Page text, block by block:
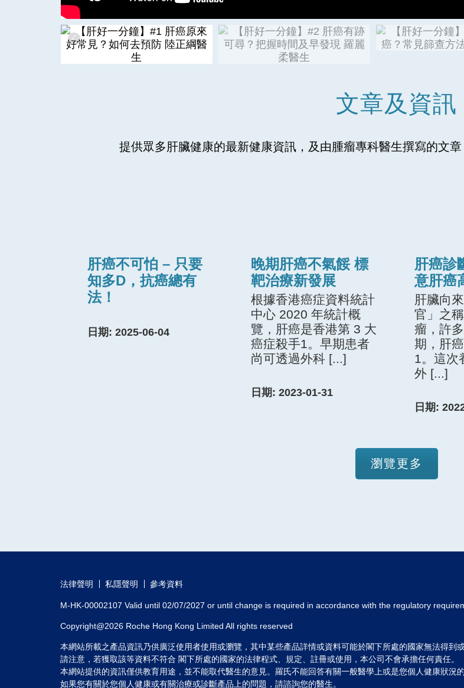
文章及資訊
提供眾多肝臟健康的最新健康資訊，及由腫瘤專科醫生撰寫的文
肝癌不可怕 – 只要
知多D，抗癌總有
法！
日期: 2025-06-04
晚期肝癌不氣餒 標
靶治療新發展
根據香港癌症資料統計
中心 2020 年統計概
覽，肝癌是香港第 3 大
癌症殺手1。早期患者
尚可透過外科 [...]
日期: 2023-01-31
肝癌診
意肝癌
肝臟向
官」之
瘤，許
期，肝
1。這次
外 [...]
日期:
瀏覽更多
M-HK-00002107 Valid until 02/07/2027 or until change is required in accordance with the regulatory
Copyright@2026 Roche Hong Kong Limited All rights reserved
本網站所載之產品資訊乃供廣泛使用者使用或瀏覽，其中某些產品詳情或資料可能於閣下所處的國家無法得到或
請注意，若獲取該等資料不符合 閣下所處的國家的法律程式、規定、註冊或使用，本公司不會承擔任何責任。
本網站提供的資訊僅供教育用途，並不能取代醫生的意見。羅氏不能回答有關一般醫學上或是您個人健康狀況的
如果您有關於您個人健康或有關治療或診斷產品上的問題，請諮詢您的醫生。
法律聲明 私隱聲明 參考資料